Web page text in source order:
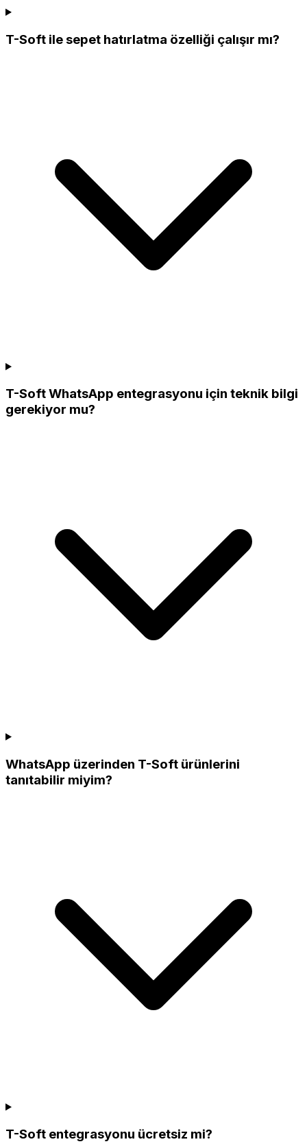
T-Soft ile sepet hatırlatma özelliği çalışır mı?
T-Soft WhatsApp entegrasyonu için teknik bilgi
gerekiyor mu?
WhatsApp üzerinden T-Soft ürünlerini
tanıtabilir miyim?
T-Soft entegrasyonu ücretsiz mi?